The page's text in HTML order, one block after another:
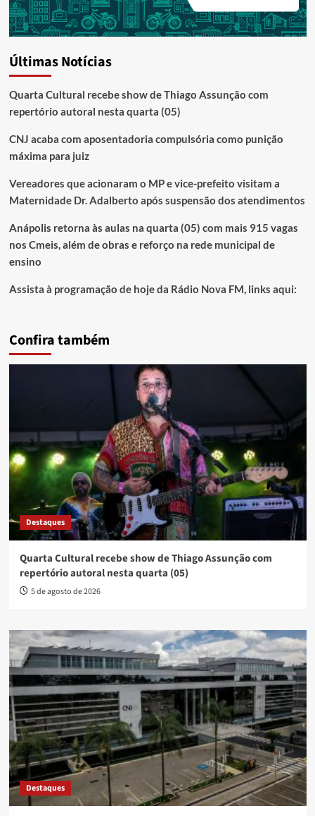
Últimas Notícias
Quarta Cultural recebe show de Thiago Assunção com
repertório autoral nesta quarta (05)
CNJ acaba com aposentadoria compulsória como punição
máxima para juiz
Vereadores que acionaram o MP e vice-prefeito visitam a
Maternidade Dr. Adalberto após suspensão dos atendimentos
Anápolis retorna às aulas na quarta (05) com mais 915 vagas
nos Cmeis, além de obras e reforço na rede municipal de
ensino
Assista à programação de hoje da Rádio Nova FM, links aqui:
Confira também
Destaques
Quarta Cultural recebe show de Thiago Assunção com
repertório autoral nesta quarta (05)
5 de agosto de 2026
Destaques